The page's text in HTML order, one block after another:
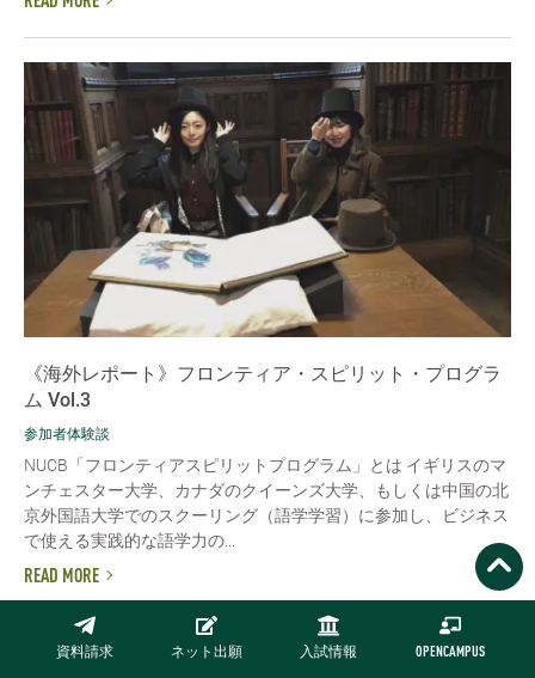
資料請求 ネット出願 入試情報 OPENCAMPUS
《海外レポート》フロンティア・スピリット・プログラ
ム Vol.3
参加者体験談
NUCB「フロンティアスピリットプログラム」とは イギリスのマ
ンチェスター大学、カナダのクイーンズ大学、もしくは中国の北
京外国語大学でのスクーリング（語学学習）に参加し、ビジネス
で使える実践的な語学力の...
READ MORE
アーカイブで探す